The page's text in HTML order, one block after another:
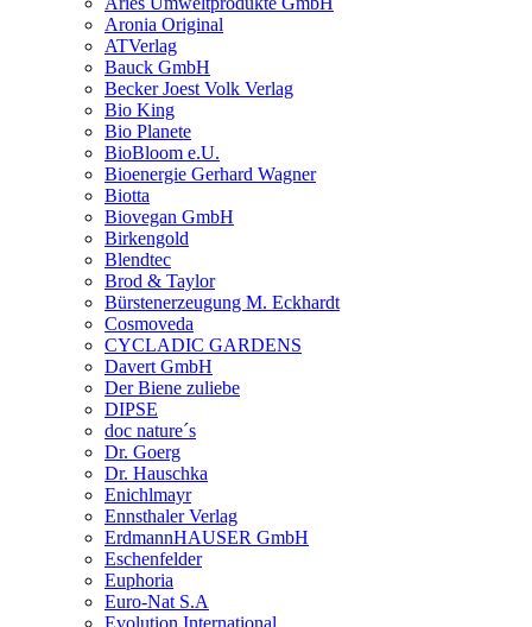
Aronia Original
ATVerlag
Bauck GmbH
Becker Joest Volk Verlag
Bio King
Bio Planete
BioBloom e.U.
Bioenergie Gerhard Wagner
Biotta
Biovegan GmbH
Birkengold
Blendtec
Brod & Taylor
Bürstenerzeugung M. Eckhardt
Cosmoveda
CYCLADIC GARDENS
Davert GmbH
Der Biene zuliebe
DIPSE
doc nature´s
Dr. Goerg
Dr. Hauschka
Enichlmayr
Ennsthaler Verlag
ErdmannHAUSER GmbH
Eschenfelder
Euphoria
Euro-Nat S.A
Evolution International